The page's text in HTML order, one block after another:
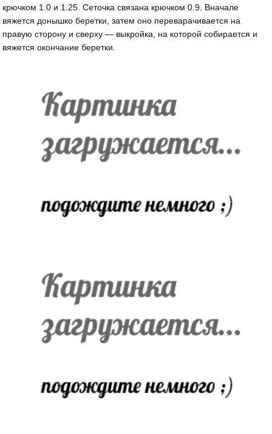
крючком 1.0 и 1.25. Сеточка связана крючком 0.9. Вначале
вяжется донышко беретки, затем оно переварачивается на
правую сторону и сверху — выкройка, на которой собирается и
вяжется окончание беретки.